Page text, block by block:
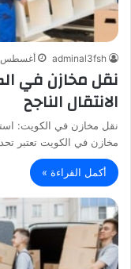
adminal3fsh أغسطس 11, 2023
نقل مخازن في
الانتقال الناجح
نقل مخازن في الكويت:
مخازن في الكويت تعتبر
أكمل القراءة »